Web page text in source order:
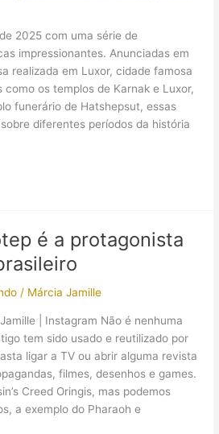
2025 com uma série de
impressionantes. Anunciadas em
realizada em Luxor, cidade famosa
como os templos de Karnak e Luxor,
funerário de Hatshepsut, essas
diferentes períodos da história
é a protagonista
/ Márcia Jamille
| Instagram Não é nenhuma
tem sido usado e reutilizado por
ligar a TV ou abrir alguma revista
filmes, desenhos e games.
Creed Oringis, mas podemos
a exemplo do Pharaoh e